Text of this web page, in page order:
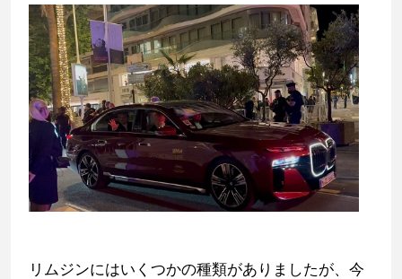
リムジンにはいくつかの種類がありましたが、今